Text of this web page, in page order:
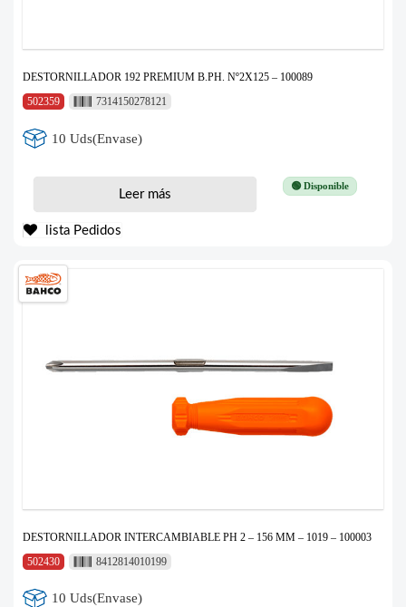
DESTORNILLADOR 192 PREMIUM B.PH. Nº2X125 – 100089
502359
7314150278121
10 Uds(Envase)
🟢 Disponible
Leer más
lista Pedidos
DESTORNILLADOR INTERCAMBIABLE PH 2 – 156 MM – 1019 – 100003
502430
8412814010199
10 Uds(Envase)